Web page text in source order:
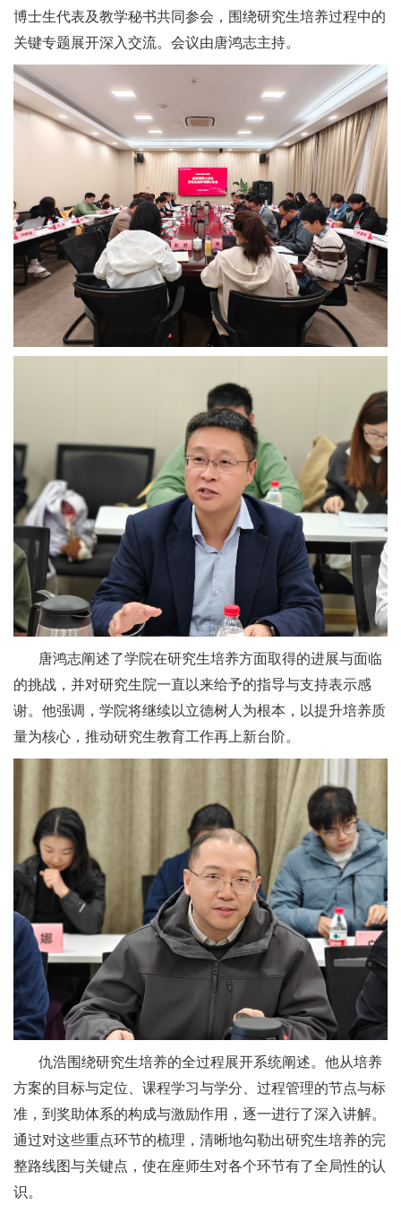
博士生代表及教学秘书共同参会，围绕研究生培养过程中的
关键专题展开深入交流。会议由唐鸿志主持。
唐鸿志阐述了学院在研究生培养方面取得的进展与面临
的挑战，并对研究生院一直以来给予的指导与支持表示感
谢。他强调，学院将继续以立德树人为根本，以提升培养质
量为核心，推动研究生教育工作再上新台阶。
仇浩围绕研究生培养的全过程展开系统阐述。他从培养
方案的目标与定位、课程学习与学分、过程管理的节点与标
准，到奖助体系的构成与激励作用，逐一进行了深入讲解。
通过对这些重点环节的梳理，清晰地勾勒出研究生培养的完
整路线图与关键点，使在座师生对各个环节有了全局性的认
识。